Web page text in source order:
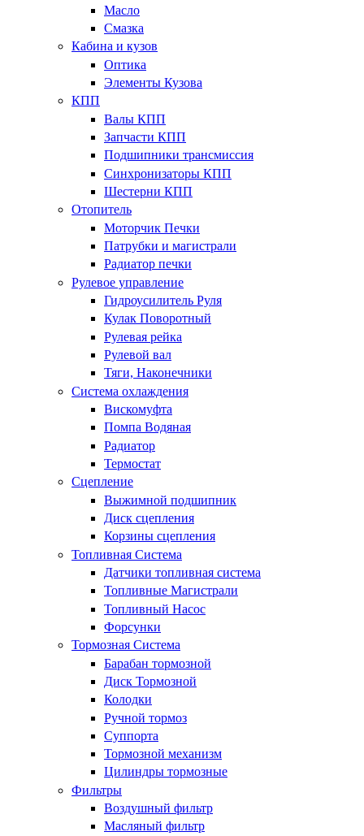
Масло
Смазка
Кабина и кузов
Оптика
Элементы Кузова
КПП
Валы КПП
Запчасти КПП
Подшипники трансмиссия
Синхронизаторы КПП
Шестерни КПП
Отопитель
Моторчик Печки
Патрубки и магистрали
Радиатор печки
Рулевое управление
Гидроусилитель Руля
Кулак Поворотный
Рулевая рейка
Рулевой вал
Тяги, Наконечники
Система охлаждения
Вискомуфта
Помпа Водяная
Радиатор
Термостат
Сцепление
Выжимной подшипник
Диск сцепления
Корзины сцепления
Топливная Система
Датчики топливная система
Топливные Магистрали
Топливный Насос
Форсунки
Тормозная Система
Барабан тормозной
Диск Тормозной
Колодки
Ручной тормоз
Суппорта
Тормозной механизм
Цилиндры тормозные
Фильтры
Воздушный фильтр
Масляный фильтр